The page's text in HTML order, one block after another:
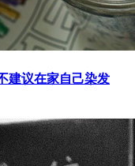
建议在家自己染发